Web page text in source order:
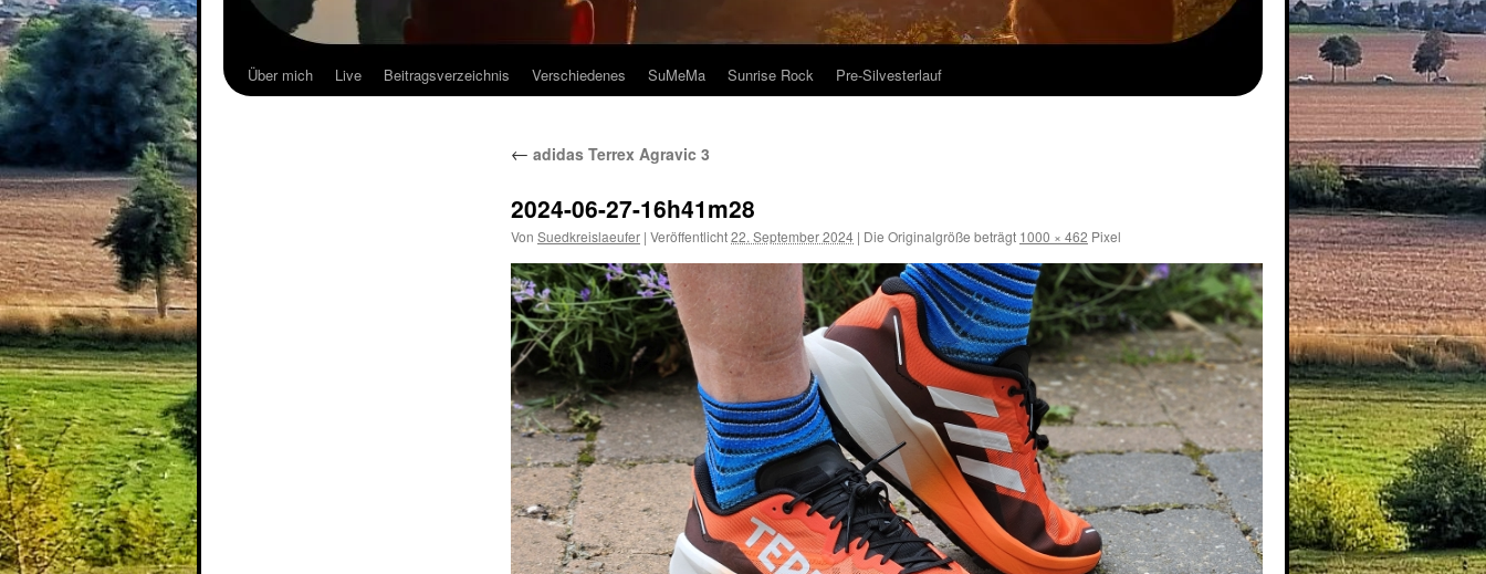
Über mich Live Beitragsverzeichnis Verschiedenes SuMeMa Sunrise Rock Pre-Silvesterlauf
← adidas Terrex Agravic 3
2024-06-27-16h41m28
Von Suedkreislaeufer | Veröffentlicht22. September 2024 | Die Originalgröße beträgt 1000 × 462 Pixel